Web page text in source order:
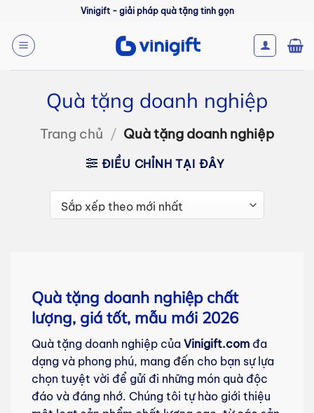
nội
dung
Vinigift - giải pháp quà tặng tinh gọn
Quà tặng doanh nghiệp
Trang chủ / Quà tặng doanh nghiệp
ĐIỀU CHỈNH TẠI ĐÂY
Quà tặng doanh nghiệp chất
lượng, giá tốt, mẫu mới 2026
Quà tặng doanh nghiệp của Vinigift.com đa
dạng và phong phú, mang đến cho bạn sự lựa
chọn tuyệt vời để gửi đi những món quà độc
đáo và đáng nhớ. Chúng tôi tự hào giới thiệu